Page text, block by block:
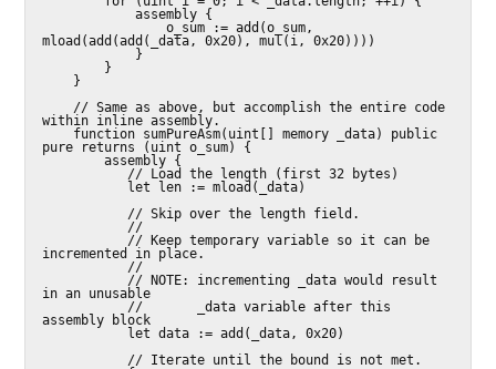
            assembly {
                o_sum := add(o_sum,
mload(add(add(_data, 0x20), mul(i, 0x20))))
within inline assembly.
pure returns (uint o_sum) {
        assembly {
incremented in place.
in an unusable
assembly block
           let data := add(_data, 0x20)